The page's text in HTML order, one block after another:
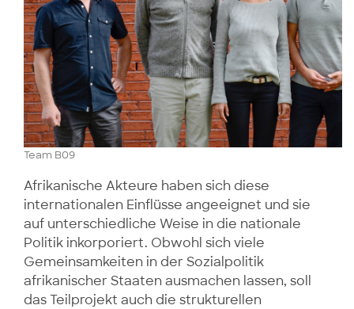
Team B09
Afrikanische Akteure haben sich diese
internationalen Einflüsse angeeignet und sie
auf unterschiedliche Weise in die nationale
Politik inkorporiert. Obwohl sich viele
Gemeinsamkeiten in der Sozialpolitik
afrikanischer Staaten ausmachen lassen, soll
das Teilprojekt auch die strukturellen